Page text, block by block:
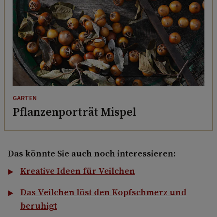
GARTEN
Pflanzenporträt Mispel
Das könnte Sie auch noch interessieren:
Kreative Ideen für Veilchen
Das Veilchen löst den Kopfschmerz und
beruhigt